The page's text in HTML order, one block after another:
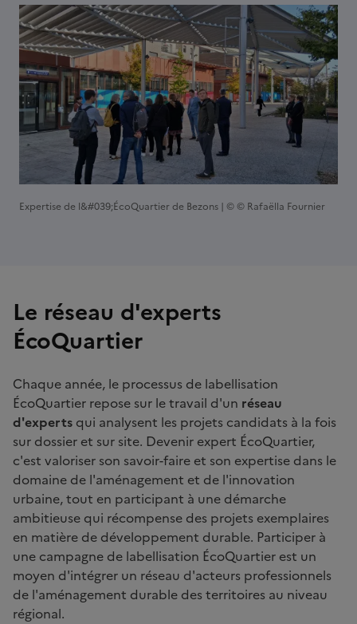
Expertise de l&#039;ÉcoQuartier de Bezons | © © Rafaëlla Fournier
Le réseau d'experts
ÉcoQuartier
Chaque année, le processus de labellisation
ÉcoQuartier repose sur le travail d'un réseau
d'experts qui analysent les projets candidats à la fois
sur dossier et sur site. Devenir expert ÉcoQuartier,
c'est valoriser son savoir-faire et son expertise dans le
domaine de l'aménagement et de l'innovation
urbaine, tout en participant à une démarche
ambitieuse qui récompense des projets exemplaires
en matière de développement durable. Participer à
une campagne de labellisation ÉcoQuartier est un
moyen d'intégrer un réseau d'acteurs professionnels
de l'aménagement durable des territoires au niveau
régional.